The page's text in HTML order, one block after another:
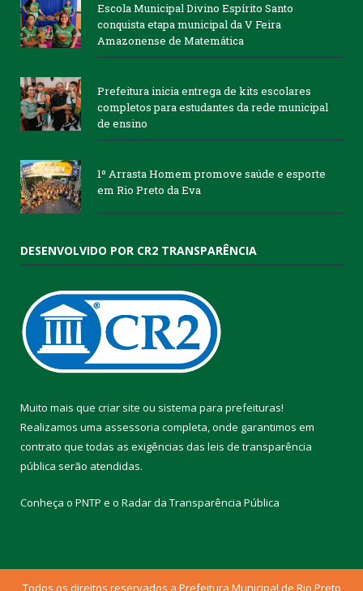
Escola Municipal Divino Espírito Santo
conquista etapa municipal da V Feira
Amazonense de Matemática
Prefeitura inicia entrega de kits escolares
completos para estudantes da rede municipal
de ensino
1º Arrasta Homem promove saúde e esporte
em Rio Preto da Eva
DESENVOLVIDO POR CR2 TRANSPARÊNCIA
Muito mais que criar site ou sistema para prefeituras!
Realizamos uma assessoria completa, onde garantimos em
contrato que todas as exigências das leis de transparência
pública serão atendidas.
Conheça o PNTP e o Radar da Transparência Pública